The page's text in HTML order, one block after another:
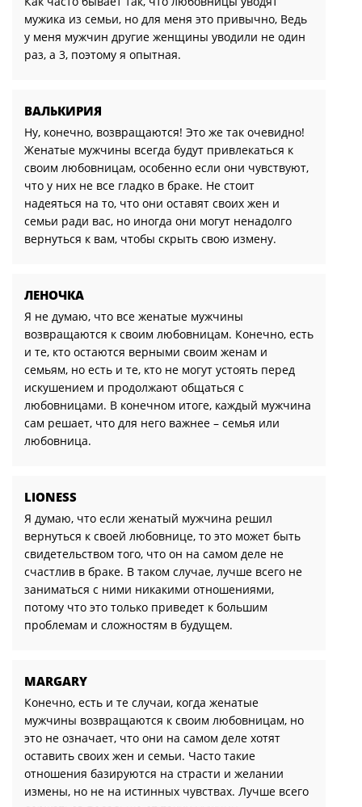
мужика из семьи, но для меня это привычно, Ведь
у меня мужчин другие женщины уводили не один
раз, a 3, поэтому я опытная.
ВАЛЬКИРИЯ
Ну, конечно, возвращаются! Это же так очевидно!
Женатые мужчины всегда будут привлекаться к
своим любовницам, особенно если они чувствуют,
что у них не все гладко в браке. Не стоит
надеяться на то, что они оставят своих жен и
семьи ради вас, но иногда они могут ненадолго
вернуться к вам, чтобы скрыть свою измену.
ЛЕНОЧКА
Я не думаю, что все женатые мужчины
возвращаются к своим любовницам. Конечно, есть
и те, кто остаются верными своим женам и
семьям, но есть и те, кто не могут устоять перед
искушением и продолжают общаться с
любовницами. В конечном итоге, каждый мужчина
сам решает, что для него важнее – семья или
любовница.
LIONESS
Я думаю, что если женатый мужчина решил
вернуться к своей любовнице, то это может быть
свидетельством того, что он на самом деле не
счастлив в браке. В таком случае, лучше всего не
заниматься с ними никакими отношениями,
потому что это только приведет к большим
проблемам и сложностям в будущем.
MARGARY
Конечно, есть и те случаи, когда женатые
мужчины возвращаются к своим любовницам, но
это не означает, что они на самом деле хотят
оставить своих жен и семьи. Часто такие
отношения базируются на страсти и желании
измены, но не на истинных чувствах. Лучше всего